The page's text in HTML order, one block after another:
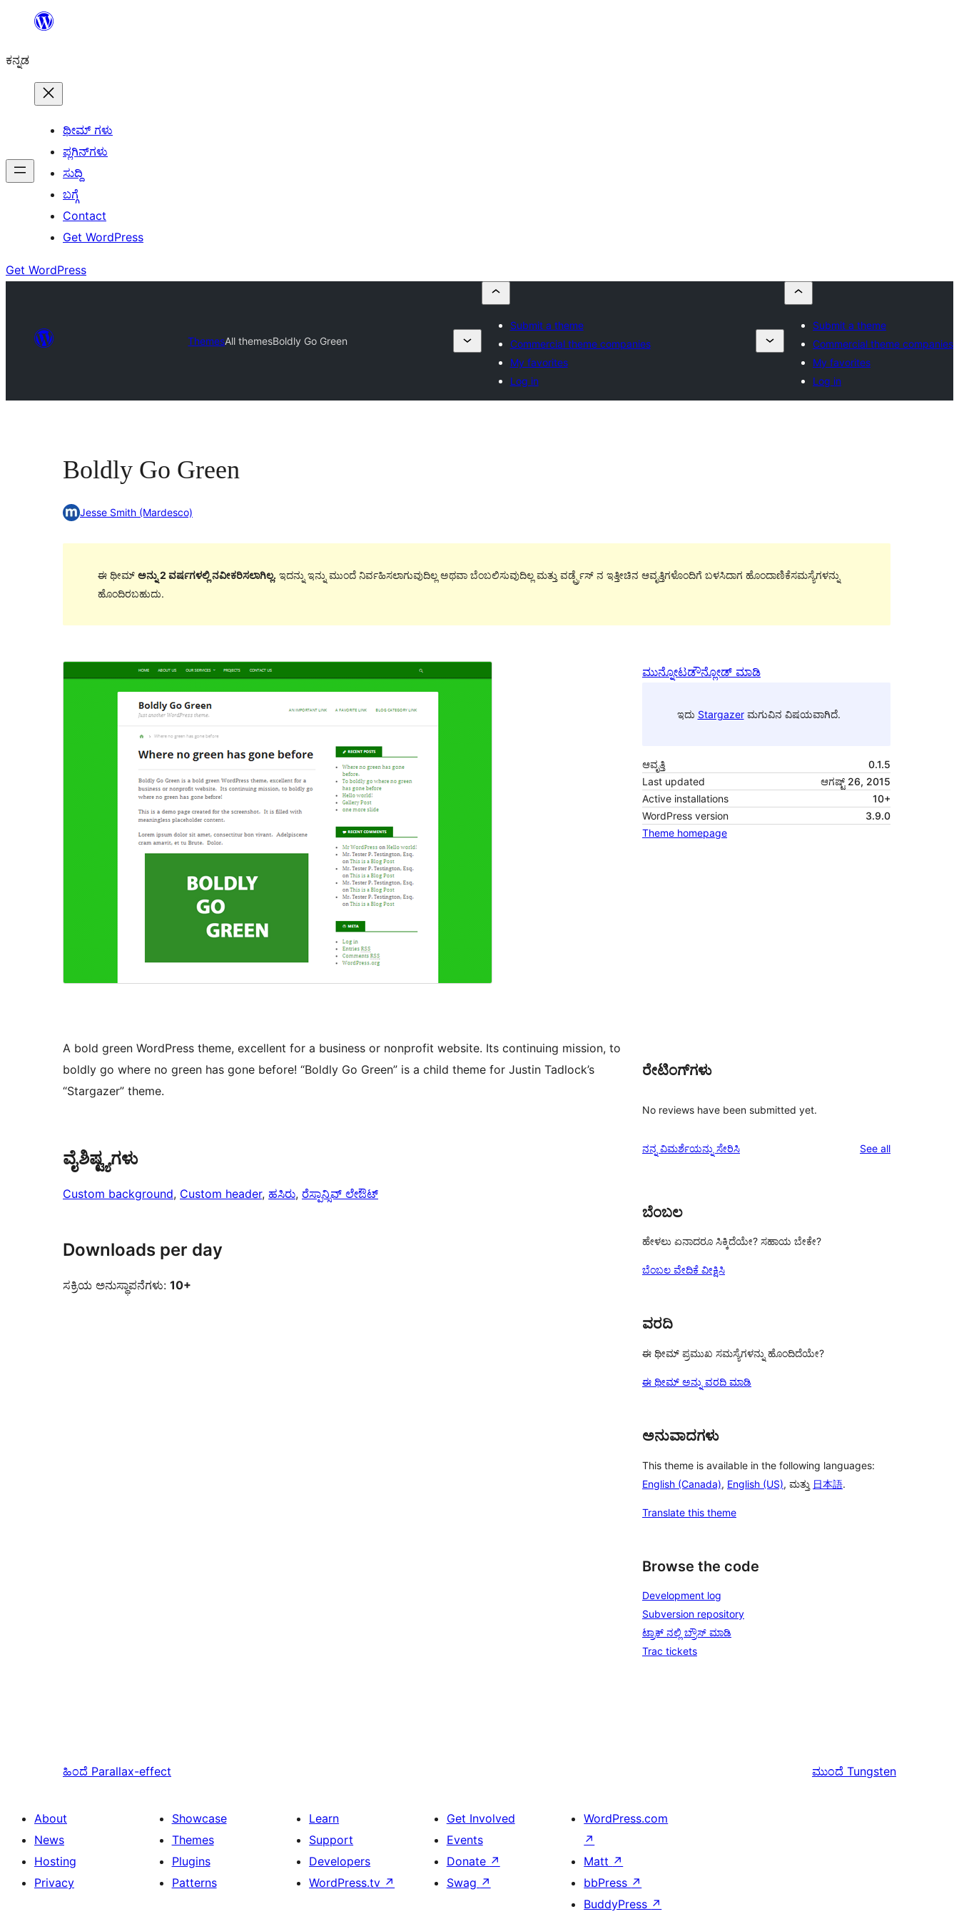
ವಿಷಯಕ್ಕೆ
ಕನ್ನಡ
ಥೀಮ್ ಗಳು
ಪ್ಲಗಿನ್‌ಗಳು
ಸುದ್ದಿ
ಬಗ್ಗೆ
Contact
Get WordPress
Get WordPress
ThemesAll themesBoldly Go Green
Submit a theme
Commercial theme companies
My favorites
Log in
Submit a theme
Commercial theme companies
My favorites
Log in
Boldly Go Green
Jesse Smith (Mardesco)
ಈ ಥೀಮ್ ಅನ್ನು 2 ವರ್ಷಗಳಲ್ಲಿ ನವೀಕರಿಸಲಾಗಿಲ್ಲ. ಇದನ್ನು ಇನ್ನು ಮುಂದೆ ನಿರ್ವಹಿಸಲಾಗುವುದಿಲ್ಲ ಅಥವಾ ಬೆಂಬಲಿಸುವುದಿಲ್ಲ ಮತ್ತು ವರ್ಡ್ಪ್ರೆಸ್ ನ ಇತ್ತೀಚಿನ ಆವೃತ್ತಿಗಳೊಂದಿಗೆ ಬಳಸಿದಾಗ ಹೊಂದಾಣಿಕೆಸಮಸ್ಯೆಗಳನ್ನು
ಹೊಂದಿರಬಹುದು.
ಮುನ್ನೋಟಡೌನ್ಲೋಡ್ ಮಾಡಿ
ಇದು Stargazerಮಗುವಿನ ವಿಷಯವಾಗಿದೆ.
ಆವೃತ್ತಿ
0.1.5
Last updated
ಆಗಷ್ಟ್ 26, 2015
Active installations
10+
WordPress version
3.9.0
Theme homepage
A bold green WordPress theme, excellent for a business or nonprofit website. Its continuing mission, to
boldly go where no green has gone before! “Boldly Go Green” is a child theme for Justin Tadlock’s
“Stargazer” theme.
ವೈಶಿಷ್ಟ್ಯಗಳು
Custom background, Custom header, ಹಸಿರು, ರೆಸ್ಪಾನ್ಸಿವ್ ಲೇಔಟ್
Downloads per day
ಸಕ್ರಿಯ ಅನುಸ್ಥಾಪನೆಗಳು: 10+
ರೇಟಿಂಗ್‌ಗಳು
No reviews have been submitted yet.
ನನ್ನ ವಿಮರ್ಶೆಯನ್ನು ಸೇರಿಸಿ See allreviews
ಬೆಂಬಲ
ಹೇಳಲು ಏನಾದರೂ ಸಿಕ್ಕಿದೆಯೇ? ಸಹಾಯ ಬೇಕೇ?
ಬೆಂಬಲ ವೇದಿಕೆ ವೀಕ್ಷಿಸಿ
ವರದಿ
ಈ ಥೀಮ್ ಪ್ರಮುಖ ಸಮಸ್ಯೆಗಳನ್ನು ಹೊಂದಿದೆಯೇ?
ಈ ಥೀಮ್ ಅನ್ನು ವರದಿ ಮಾಡಿ
ಅನುವಾದಗಳು
This theme is available in the following languages:
English (Canada), English (US), ಮತ್ತು 日本語.
Translate this theme
Browse the code
Development log
Subversion repository
ಟ್ರಾಕ್ ನಲ್ಲಿ ಬ್ರೌಸ್ ಮಾಡಿ
Trac tickets
ಹಿಂದೆ Parallax-effect ಮುಂದೆ Tungsten
About
News
Hosting
Privacy
Showcase
Themes
Plugins
Patterns
Learn
Support
Developers
WordPress.tv ↗
Get Involved
Events
Donate ↗
Swag ↗
WordPress.com
↗
Matt ↗
bbPress ↗
BuddyPress ↗